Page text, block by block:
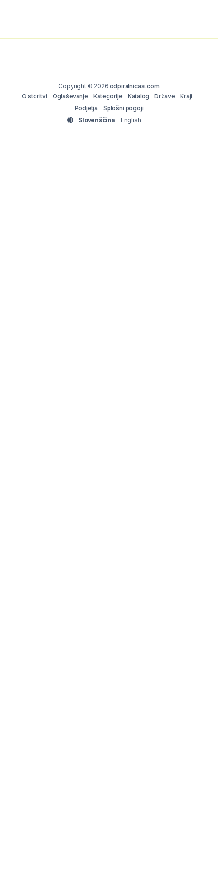
Copyright © 2026 odpiralnicasi.com
O storitvi
Oglaševanje Kategorije Katalog Države
Kraji
Podjetja
Splošni pogoji
Slovenščina
English